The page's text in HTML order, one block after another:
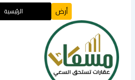
أرض الرئيسية